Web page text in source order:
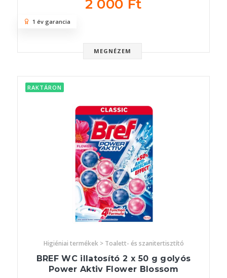
2 000 Ft
MEGNÉZEM
1 év garancia
RAKTÁRON
Higiéniai termékek > Toalett- és szanitertisztító
BREF WC illatosító 2 x 50 g golyós
Power Aktiv Flower Blossom